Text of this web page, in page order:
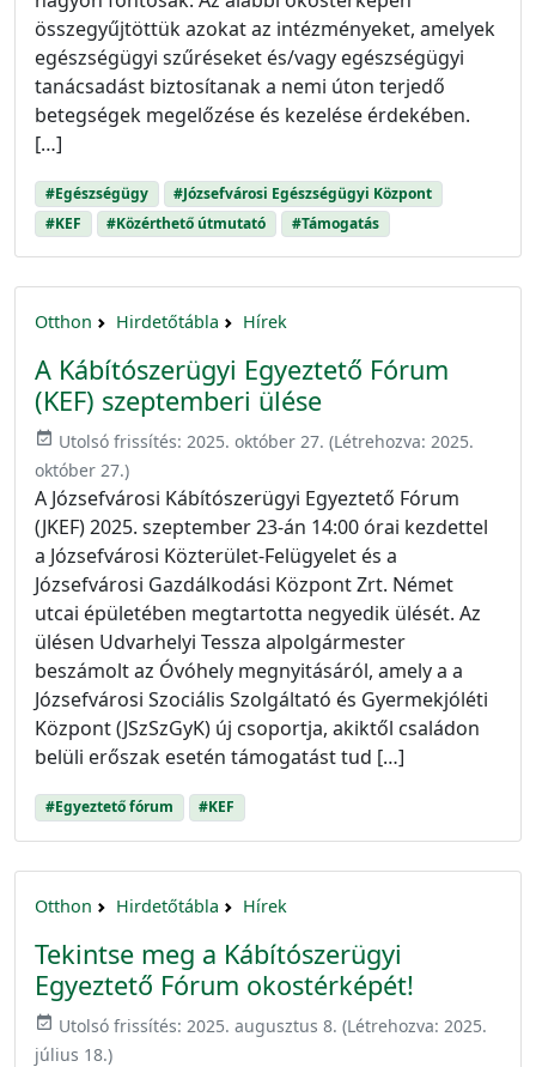
összegyűjtöttük azokat az intézményeket, amelyek
egészségügyi szűréseket és/vagy egészségügyi
tanácsadást biztosítanak a nemi úton terjedő
betegségek megelőzése és kezelése érdekében.
[…]
#Egészségügy
#Józsefvárosi Egészségügyi Központ
#KEF
#Közérthető útmutató #Támogatás
Otthon Hirdetőtábla Hírek
A Kábítószerügyi Egyeztető Fórum
(KEF) szeptemberi ülése
event_available Utolsó frissítés: 2025. október 27. (Létrehozva: 2025.
október 27.)
A Józsefvárosi Kábítószerügyi Egyeztető Fórum
(JKEF) 2025. szeptember 23-án 14:00 órai kezdettel
a Józsefvárosi Közterület-Felügyelet és a
Józsefvárosi Gazdálkodási Központ Zrt. Német
utcai épületében megtartotta negyedik ülését. Az
ülésen Udvarhelyi Tessza alpolgármester
beszámolt az Óvóhely megnyitásáról, amely a a
Józsefvárosi Szociális Szolgáltató és Gyermekjóléti
Központ (JSzSzGyK) új csoportja, akiktől családon
belüli erőszak esetén támogatást tud […]
#Egyeztető fórum #KEF
Otthon Hirdetőtábla Hírek
Tekintse meg a Kábítószerügyi
Egyeztető Fórum okostérképét!
event_available Utolsó frissítés: 2025. augusztus 8. (Létrehozva: 2025.
július 18.)